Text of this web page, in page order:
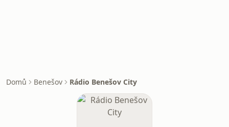
Domů Benešov Rádio Benešov City